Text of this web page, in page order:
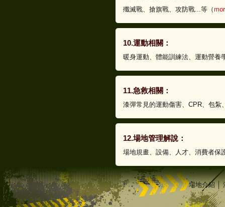
殲滅戰、搶旗戰、攻防戰...等（
10.運動相關：
暖身運動、體能訓練法、運動營養
11.急救相關：
漆彈常見的運動傷害、CPR、包
12.場地管理解說：
場地規畫、設備、人才、消費者保
場地介紹│